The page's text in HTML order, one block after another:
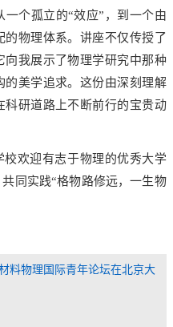
个孤立的“效应”，到一个由
物理体系。讲座不仅传授了
我展示了物理学研究中那种
美学追求。这份由深刻理解
研道路上不断前行的宝贵动
欢迎有志于物理的优秀大学
同实践“格物路修远，一生物
料物理国际青年论坛在北京大